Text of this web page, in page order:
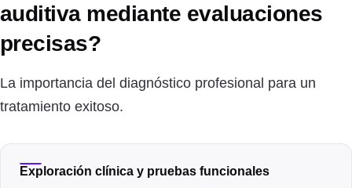
auditiva mediante evaluaciones
precisas?
La importancia del diagnóstico profesional para un
tratamiento exitoso.
Exploración clínica y pruebas funcionales